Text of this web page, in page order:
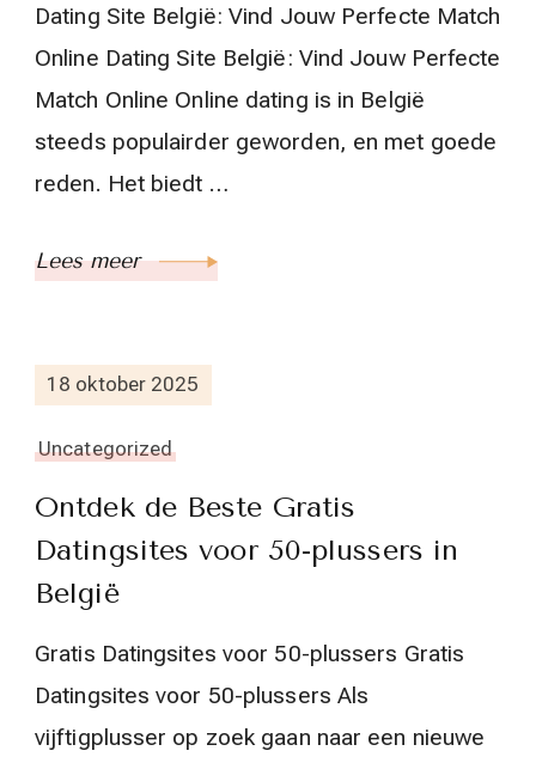
Dating Site België: Vind Jouw Perfecte Match
Online Dating Site België: Vind Jouw Perfecte
Match Online Online dating is in België
steeds populairder geworden, en met goede
reden. Het biedt …
Lees meer
18 oktober 2025
Uncategorized
Ontdek de Beste Gratis
Datingsites voor 50-plussers in
België
Gratis Datingsites voor 50-plussers Gratis
Datingsites voor 50-plussers Als
vijftigplusser op zoek gaan naar een nieuwe